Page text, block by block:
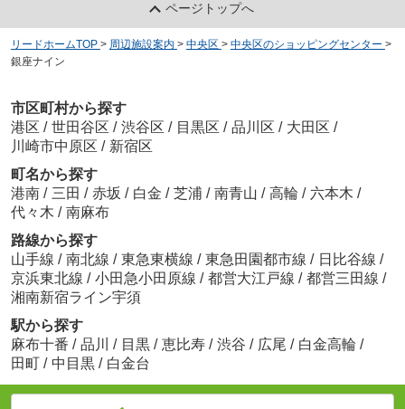
ページトップへ
リードホームTOP > 周辺施設案内 > 中央区 > 中央区のショッピングセンター >
銀座ナイン
市区町村から探す
港区 / 世田谷区 / 渋谷区 / 目黒区 / 品川区 / 大田区 /
川崎市中原区 / 新宿区
町名から探す
港南 / 三田 / 赤坂 / 白金 / 芝浦 / 南青山 / 高輪 / 六本木 /
代々木 / 南麻布
路線から探す
山手線 / 南北線 / 東急東横線 / 東急田園都市線 / 日比谷線 /
京浜東北線 / 小田急小田原線 / 都営大江戸線 / 都営三田線 /
湘南新宿ライン宇須
駅から探す
麻布十番 / 品川 / 目黒 / 恵比寿 / 渋谷 / 広尾 / 白金高輪 /
田町 / 中目黒 / 白金台